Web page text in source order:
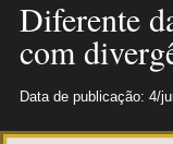
Diferente
com
Data de publicação: 4/